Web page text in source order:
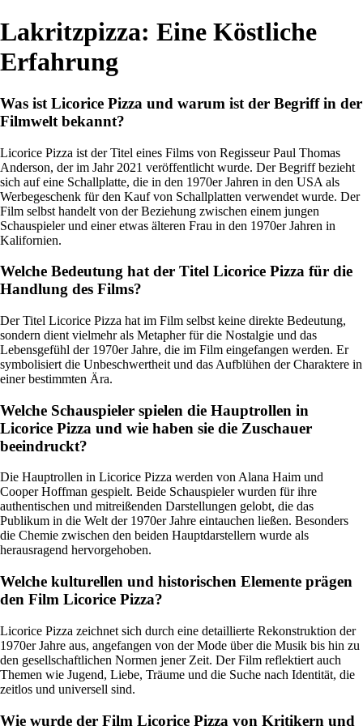
Lakritzpizza: Eine Köstliche
Erfahrung
Was ist Licorice Pizza und warum ist der Begriff in der
Filmwelt bekannt?
Licorice Pizza ist der Titel eines Films von Regisseur Paul Thomas
Anderson, der im Jahr 2021 veröffentlicht wurde. Der Begriff bezieht
sich auf eine Schallplatte, die in den 1970er Jahren in den USA als
Werbegeschenk für den Kauf von Schallplatten verwendet wurde. Der
Film selbst handelt von der Beziehung zwischen einem jungen
Schauspieler und einer etwas älteren Frau in den 1970er Jahren in
Kalifornien.
Welche Bedeutung hat der Titel Licorice Pizza für die
Handlung des Films?
Der Titel Licorice Pizza hat im Film selbst keine direkte Bedeutung,
sondern dient vielmehr als Metapher für die Nostalgie und das
Lebensgefühl der 1970er Jahre, die im Film eingefangen werden. Er
symbolisiert die Unbeschwertheit und das Aufblühen der Charaktere in
einer bestimmten Ära.
Welche Schauspieler spielen die Hauptrollen in
Licorice Pizza und wie haben sie die Zuschauer
beeindruckt?
Die Hauptrollen in Licorice Pizza werden von Alana Haim und
Cooper Hoffman gespielt. Beide Schauspieler wurden für ihre
authentischen und mitreißenden Darstellungen gelobt, die das
Publikum in die Welt der 1970er Jahre eintauchen ließen. Besonders
die Chemie zwischen den beiden Hauptdarstellern wurde als
herausragend hervorgehoben.
Welche kulturellen und historischen Elemente prägen
den Film Licorice Pizza?
Licorice Pizza zeichnet sich durch eine detaillierte Rekonstruktion der
1970er Jahre aus, angefangen von der Mode über die Musik bis hin zu
den gesellschaftlichen Normen jener Zeit. Der Film reflektiert auch
Themen wie Jugend, Liebe, Träume und die Suche nach Identität, die
zeitlos und universell sind.
Wie wurde der Film Licorice Pizza von Kritikern und